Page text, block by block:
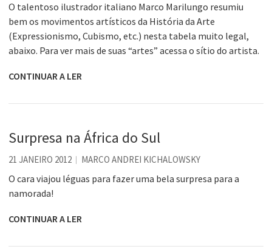
O talentoso ilustrador italiano Marco Marilungo resumiu
bem os movimentos artísticos da História da Arte
(Expressionismo, Cubismo, etc.) nesta tabela muito legal,
abaixo. Para ver mais de suas “artes” acessa o sítio do artista.
CONTINUAR A LER
Surpresa na África do Sul
21 JANEIRO 2012 MARCO ANDREI KICHALOWSKY
O cara viajou léguas para fazer uma bela surpresa para a
namorada!
CONTINUAR A LER